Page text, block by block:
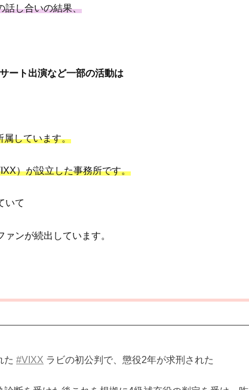
話し合いの結果、
ート出演など一部の活動は
属しています。
）が設立した事務所です。
いて
ンが続出しています。
た#VIXX ラビの初公判で、懲役2年が求刑された